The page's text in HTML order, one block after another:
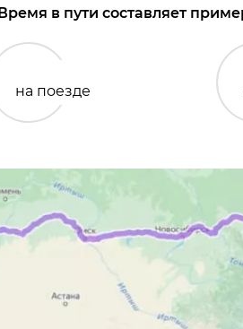
Время в пути составляет
на поезде